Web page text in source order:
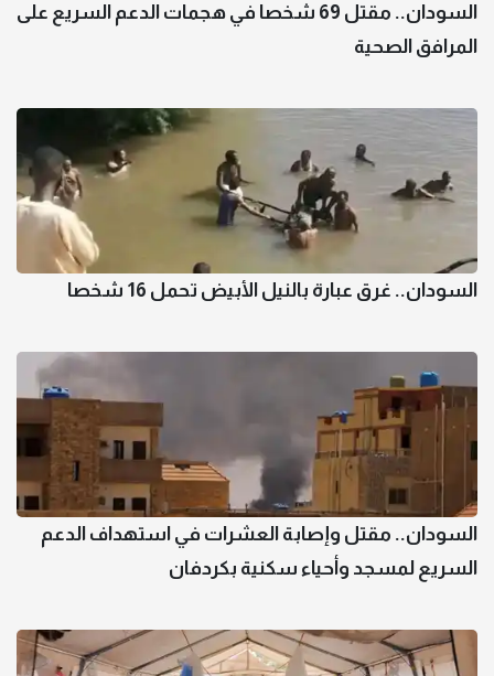
السودان.. مقتل 69 شخصا في هجمات الدعم السريع على
المرافق الصحية
السودان.. غرق عبارة بالنيل الأبيض تحمل 16 شخصا
السودان.. مقتل وإصابة العشرات في استهداف الدعم
السريع لمسجد وأحياء سكنية بكردفان